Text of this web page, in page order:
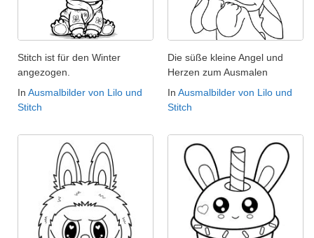
Stitch ist für den Winter
angezogen.
In Ausmalbilder von Lilo und
Stitch
Die süße kleine Angel und
Herzen zum Ausmalen
In Ausmalbilder von Lilo und
Stitch